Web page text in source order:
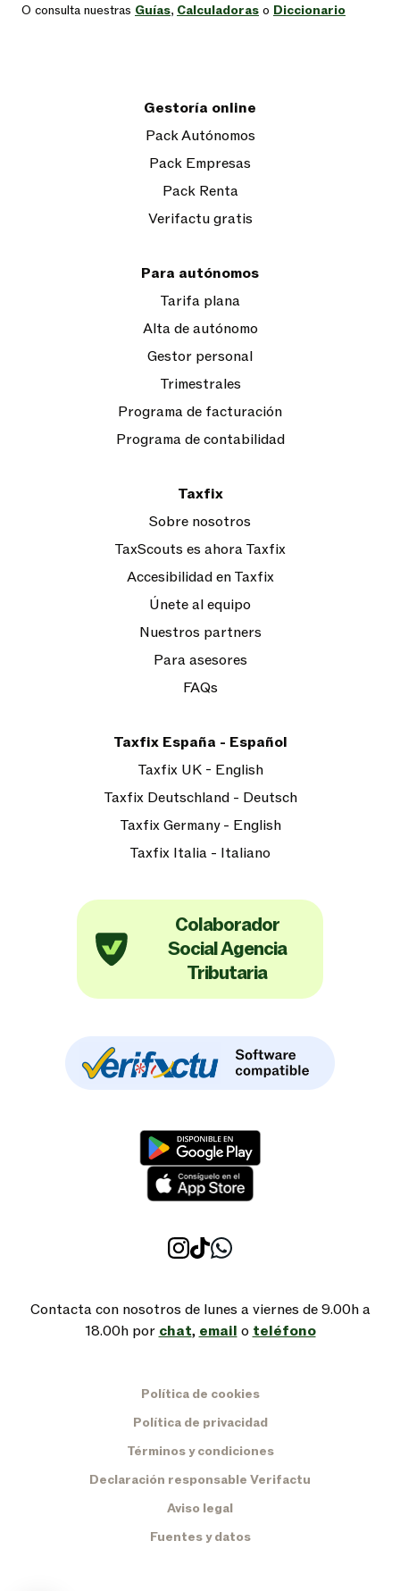
O consulta nuestras Guías, Calculadoras o Diccionario
Gestoría online
Pack Autónomos
Pack Empresas
Pack Renta
Verifactu gratis
Para autónomos
Tarifa plana
Alta de autónomo
Gestor personal
Trimestrales
Programa de facturación
Programa de contabilidad
Taxfix
Sobre nosotros
TaxScouts es ahora Taxfix
Accesibilidad en Taxfix
Únete al equipo
Nuestros partners
Para asesores
FAQs
Taxfix España - Español
Taxfix UK - English
Taxfix Deutschland - Deutsch
Taxfix Germany - English
Taxfix Italia - Italiano
Colaborador
Social Agencia
Tributaria
Contacta con nosotros de lunes a viernes de 9.00h a
18.00h por chat, email o teléfono
Política de cookies
Política de privacidad
Términos y condiciones
Declaración responsable Verifactu
Aviso legal
Fuentes y datos